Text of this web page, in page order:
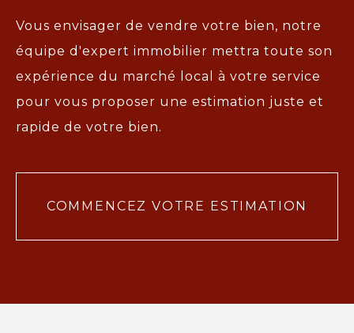
Vous envisager de vendre votre bien, notre
équipe d'expert immobilier mettra toute son
expérience du marché local à votre service
pour vous proposer une estimation juste et
rapide de votre bien.
COMMENCEZ VOTRE ESTIMATION